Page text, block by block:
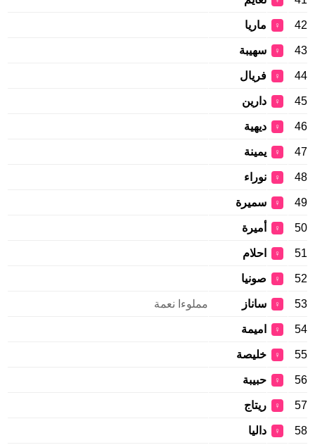
42
♀ ماريا
43
♀ سهيبة
44
♀ فريال
45
♀ دارين
46
♀ ديهية
47
♀ يمينة
48
♀ نوراء
49
♀ سميرة
50
♀ أميرة
51
♀ احلام
52
♀ صونيا
53
♀ ساناز مملوءا نعمة
54
♀ اميمة
55
♀ خليصة
56
♀ حبيبة
57
♀ ريتاج
58
♀ داليا